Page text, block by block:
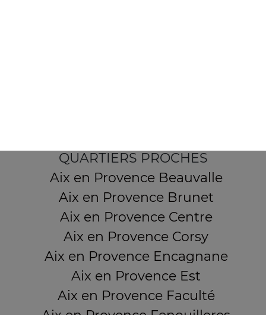
QUARTIERS PROCHES
Aix en Provence Beauvalle
Aix en Provence Brunet
Aix en Provence Centre
Aix en Provence Corsy
Aix en Provence Encagnane
Aix en Provence Est
Aix en Provence Faculté